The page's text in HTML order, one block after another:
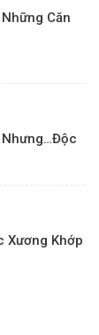
Căn
Nhưng…độc
Xương Khớp